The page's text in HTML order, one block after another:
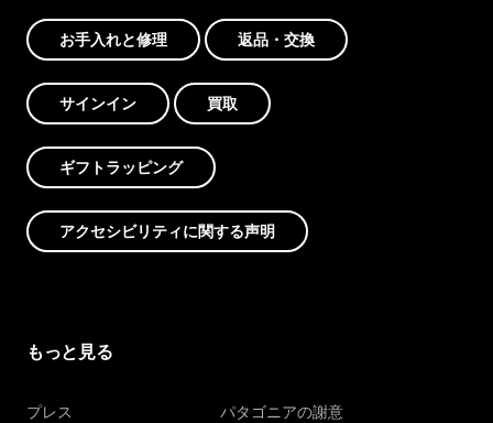
お手入れと修理 返品・交換
サインイン 買取
ギフトラッピング
アクセシビリティに関する声明
もっと見る
プレス パタゴニアの謝意